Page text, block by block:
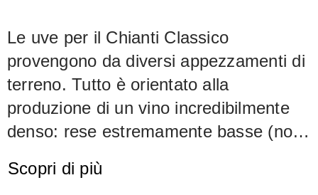
Le uve per il Chianti Classico
provengono da diversi appezzamenti di
terreno. Tutto è orientato alla
produzione di un vino incredibilmente
denso: rese estremamente basse (non
barrique, che concentra ulteriormente
Scopri di più